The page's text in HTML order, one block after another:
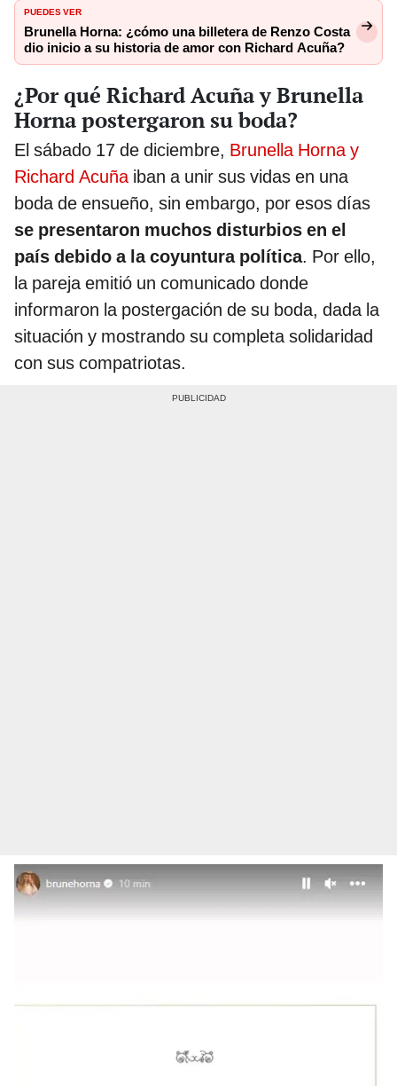
PUEDES VER
Brunella Horna: ¿cómo una billetera de Renzo Costa
dio inicio a su historia de amor con Richard Acuña?
¿Por qué Richard Acuña y Brunella
Horna postergaron su boda?
El sábado 17 de diciembre, Brunella Horna y
Richard Acuña iban a unir sus vidas en una
boda de ensueño, sin embargo, por esos días
se presentaron muchos disturbios en el
país debido a la coyuntura política. Por ello,
la pareja emitió un comunicado donde
informaron la postergación de su boda, dada la
situación y mostrando su completa solidaridad
con sus compatriotas.